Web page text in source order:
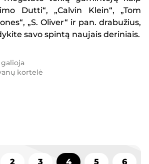
Dutti“, „Calvin Klein“, „Tom
„S. Oliver“ ir pan. drabužius,
savo spintą naujais deriniais.
galioja
kortelė
6
5
4
3
2